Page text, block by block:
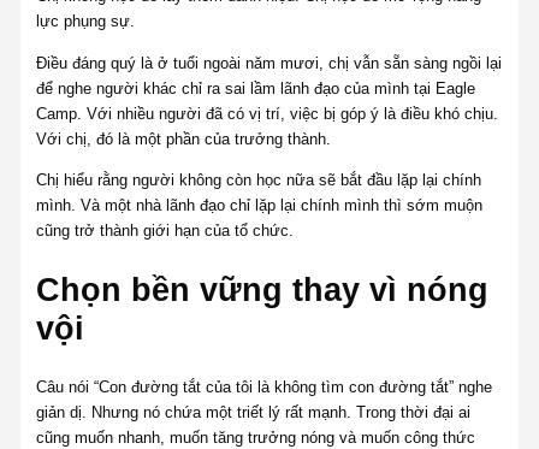
lực phụng sự.
Điều đáng quý là ở tuổi ngoài năm mươi, chị vẫn sẵn sàng ngồi lại
để nghe người khác chỉ ra sai lầm lãnh đạo của mình tại Eagle
Camp. Với nhiều người đã có vị trí, việc bị góp ý là điều khó chịu.
Với chị, đó là một phần của trưởng thành.
Chị hiểu rằng người không còn học nữa sẽ bắt đầu lặp lại chính
mình. Và một nhà lãnh đạo chỉ lặp lại chính mình thì sớm muộn
cũng trở thành giới hạn của tổ chức.
Chọn bền vững thay vì nóng
vội
Câu nói “Con đường tắt của tôi là không tìm con đường tắt” nghe
giản dị. Nhưng nó chứa một triết lý rất mạnh. Trong thời đại ai
cũng muốn nhanh, muốn tăng trưởng nóng và muốn công thức